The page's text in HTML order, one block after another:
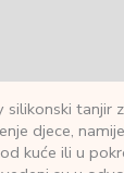
tanjir
djece,
kuće ili u